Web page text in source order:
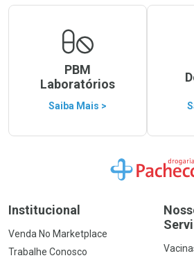
PBM
Laboratórios
Saiba Mais >
Ir para a Home
Institucional
Venda No Marketplace
Trabalhe Conosco